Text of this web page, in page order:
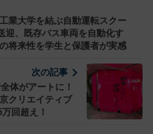
業大学を結ぶ自動運転スクー
迎、既存バス車両を自動化す
将来性を学生と保護者が実感
次の記事
体がアートに！
クリエイティブ
回超え！